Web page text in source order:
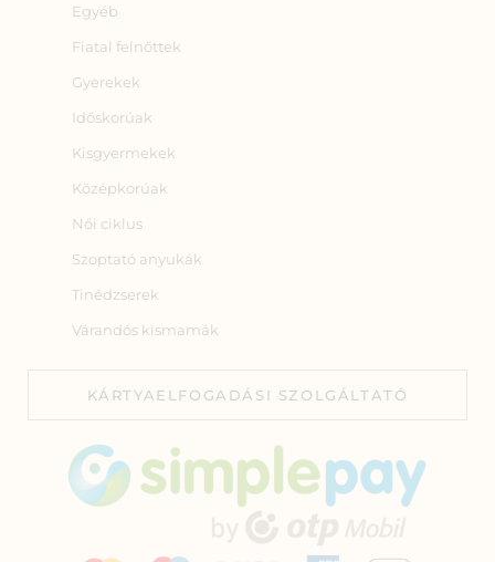
Egyéb
Fiatal felnőttek
Gyerekek
Időskorúak
Kisgyermekek
Középkorúak
Női ciklus
Szoptató anyukák
Tinédzserek
Várandós kismamák
KÁRTYAELFOGADÁSI SZOLGÁLTATÓ